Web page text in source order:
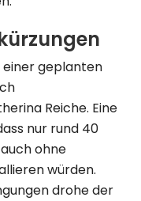
geplanten
Reiche. Eine
nur rund 40
ohne
würden.
drohe der